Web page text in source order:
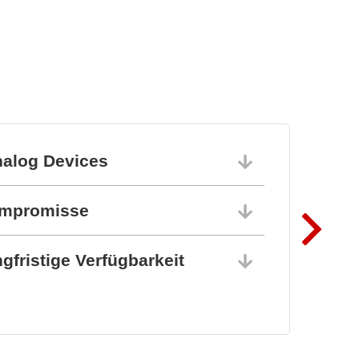
Devices
Verfügbarkeit